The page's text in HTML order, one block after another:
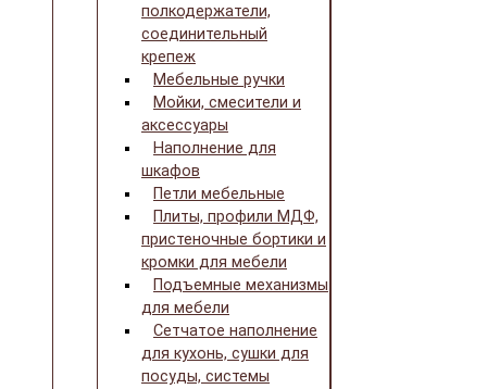
полкодержатели,
соединительный
крепеж
Мебельные ручки
Мойки, смесители и
аксессуары
Наполнение для
шкафов
Петли мебельные
Плиты, профили МДФ,
пристеночные бортики и
кромки для мебели
Подъемные механизмы
для мебели
Сетчатое наполнение
для кухонь, сушки для
посуды, системы